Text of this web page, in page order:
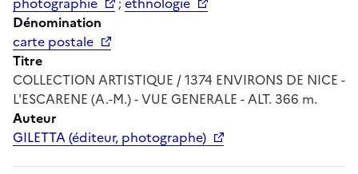
Dénomination
carte postale
Titre
COLLECTION ARTISTIQUE / 1374 ENVIRONS DE NICE -
L'ESCARENE (A.-M.) - VUE GENERALE - ALT. 366 m.
Auteur
GILETTA (éditeur, photographe)